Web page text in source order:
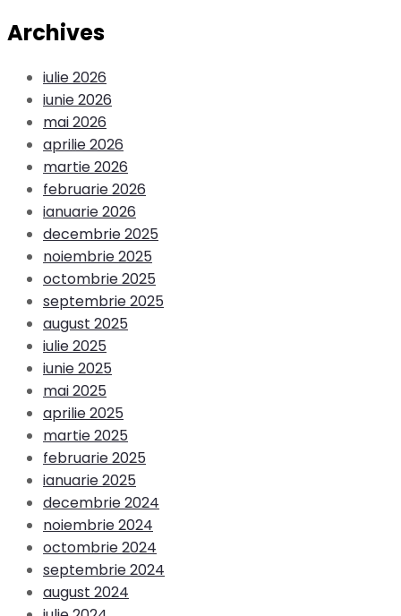
Archives
iulie 2026
iunie 2026
mai 2026
aprilie 2026
martie 2026
februarie 2026
ianuarie 2026
decembrie 2025
noiembrie 2025
octombrie 2025
septembrie 2025
august 2025
iulie 2025
iunie 2025
mai 2025
aprilie 2025
martie 2025
februarie 2025
ianuarie 2025
decembrie 2024
noiembrie 2024
octombrie 2024
septembrie 2024
august 2024